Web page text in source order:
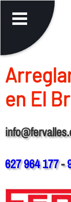
en El
627 964 177-